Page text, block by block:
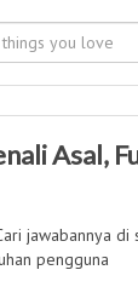
Asal,
jawabannya
pengguna